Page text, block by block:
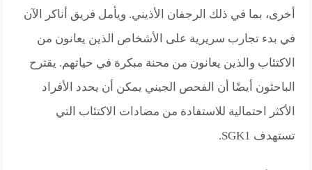
أخرى، بما في ذلك الرجفان الأذيني. ويأمل فريق أناكر الآن
في بدء تجارب سريرية على الأشخاص الذين يعانون من
الاكتئاب والذين يعانون من محنة مبكرة في حياتهم. يقترح
الباحثون أيضًا أن الفحص الجيني يمكن أن يحدد الأفراد
الأكثر احتمالية للاستفادة من مضادات الاكتئاب التي
تستهدف SGK1.